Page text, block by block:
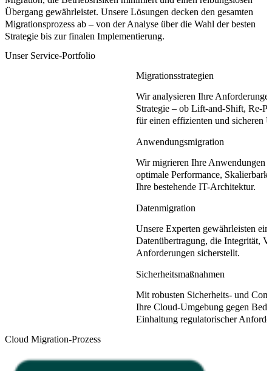
Übergang gewährleistet. Unsere Lösungen decken den gesamten
Migrationsprozess ab – von der Analyse über die Wahl der besten
Strategie bis zur finalen Implementierung.
Unser Service-Portfolio
Migrationsstrategien
Wir analysieren Ihre
Strategie – ob Lift-and-Shift, Re-
für einen effizienten und sicheren
Anwendungsmigration
Wir migrieren Ihre Anwendungen
optimale Performance,
Ihre bestehende IT-Architektur.
Datenmigration
Unsere Experten gewährleisten
Datenübertragung, die Integrität,
Anforderungen sicherstellt.
Sicherheitsmaßnahmen
Mit robusten Sicherheits- und
Ihre Cloud-Umgebung gegen
Einhaltung regulatorischer
Cloud Migration-Prozess